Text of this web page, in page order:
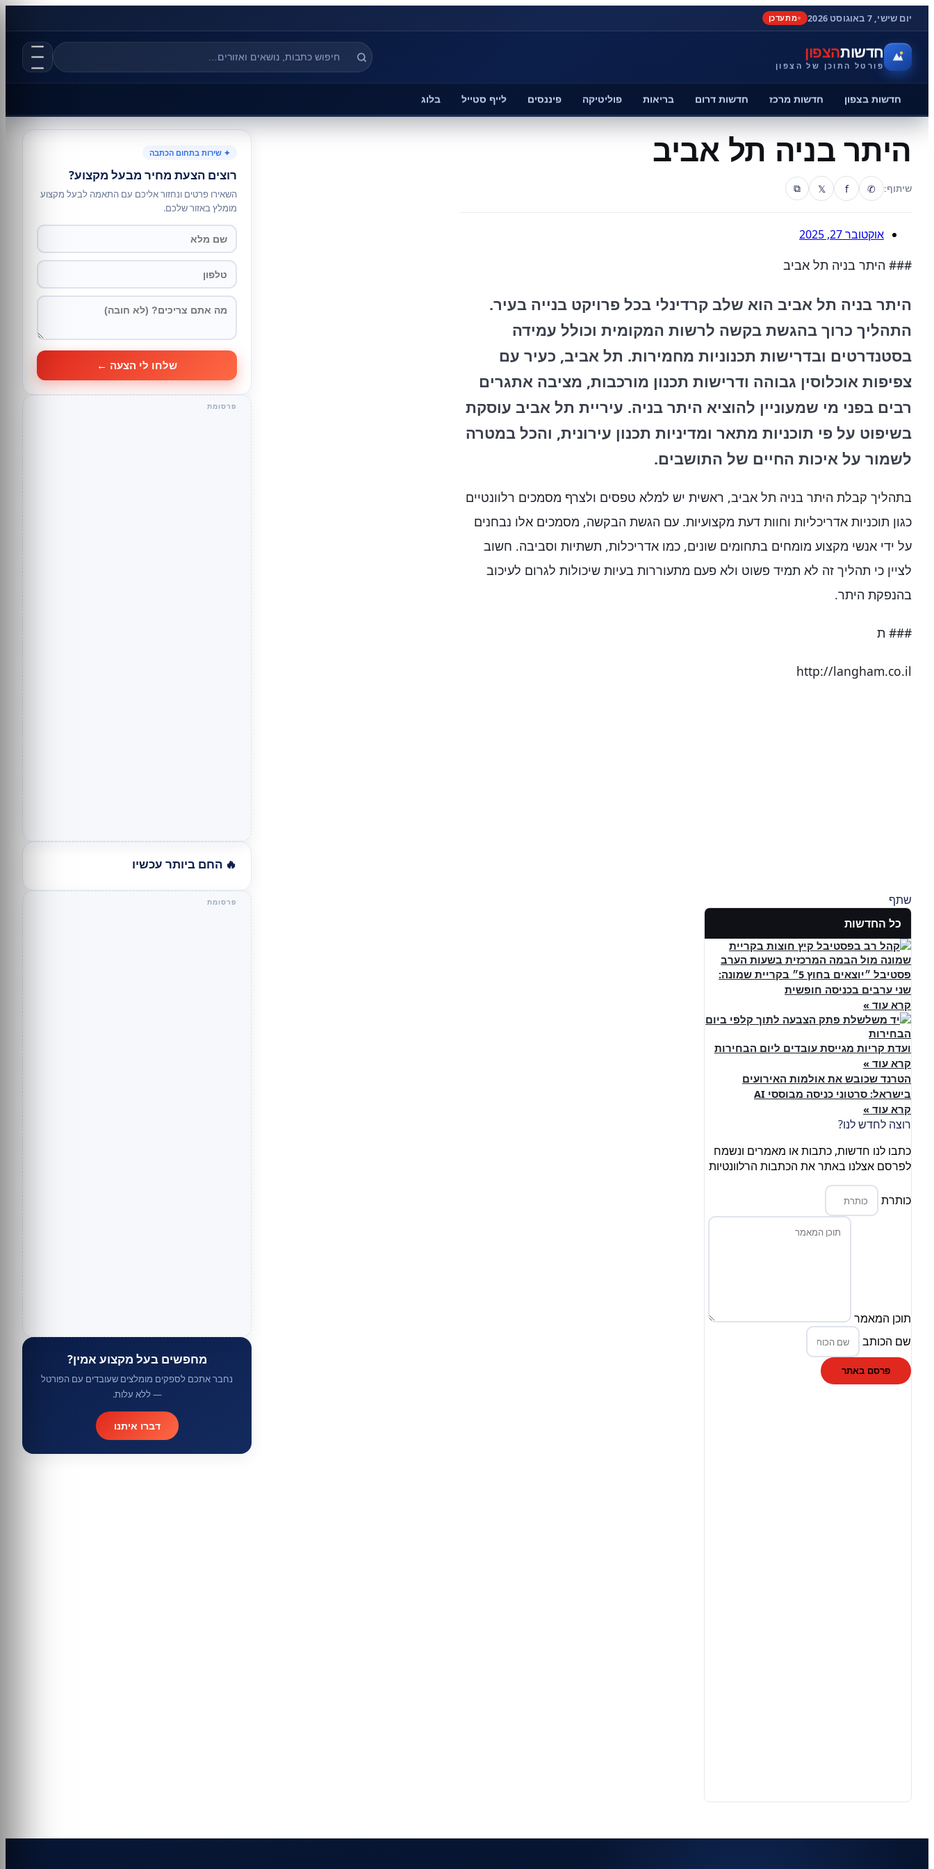
יום שישי, 7 באוגוסט 2026 מתעדכן
חדשותהצפון
פורטל התוכן של הצפון
חדשות בצפון חדשות מרכז חדשות דרום בריאות פוליטיקה פיננסים לייף סטייל בלוג
היתר בניה תל אביב
שיתוף: ✆
f
𝕏
⧉
אוקטובר 27, 2025
### היתר בניה תל אביב
היתר בניה תל אביב הוא שלב קרדינלי בכל פרויקט בנייה בעיר.
התהליך כרוך בהגשת בקשה לרשות המקומית וכולל עמידה
בסטנדרטים ובדרישות תכנוניות מחמירות. תל אביב, כעיר עם
צפיפות אוכלוסין גבוהה ודרישות תכנון מורכבות, מציבה אתגרים
רבים בפני מי שמעוניין להוציא היתר בניה. עיריית תל אביב עוסקת
בשיפוט על פי תוכניות מתאר ומדיניות תכנון עירונית, והכל במטרה
לשמור על איכות החיים של התושבים.
בתהליך קבלת היתר בניה תל אביב, ראשית יש למלא טפסים ולצרף מסמכים רלוונטיים
כגון תוכניות אדריכליות וחוות דעת מקצועיות. עם הגשת הבקשה, מסמכים אלו נבחנים
על ידי אנשי מקצוע מומחים בתחומים שונים, כמו אדריכלות, תשתיות וסביבה. חשוב
לציין כי תהליך זה לא תמיד פשוט ולא פעם מתעוררות בעיות שיכולות לגרום לעיכוב
בהנפקת היתר.
### ת
http://langham.co.il
שתף
כל החדשות
פסטיבל ״יוצאים בחוץ 5״ בקריית שמונה:
שני ערבים בכניסה חופשית
קרא עוד »
ועדת קריות מגייסת עובדים ליום הבחירות
קרא עוד »
הטרנד שכובש את אולמות האירועים
בישראל: סרטוני כניסה מבוססי AI
קרא עוד »
רוצה לחדש לנו?
כתבו לנו חדשות, כתבות או מאמרים ונשמח
לפרסם אצלנו באתר את הכתבות הרלוונטיות
כותרת
תוכן המאמר
שם הכותב
פרסם באתר
✦ שירות בתחום הכתבה
רוצים הצעת מחיר מבעל מקצוע?
השאירו פרטים ונחזור אליכם עם התאמה לבעל מקצוע
מומלץ באזור שלכם.
שלחו לי הצעה ←
🔥 החם ביותר עכשיו
מחפשים בעל מקצוע אמין?
נחבר אתכם לספקים מומלצים שעובדים עם הפורטל
— ללא עלות.
דברו איתנו